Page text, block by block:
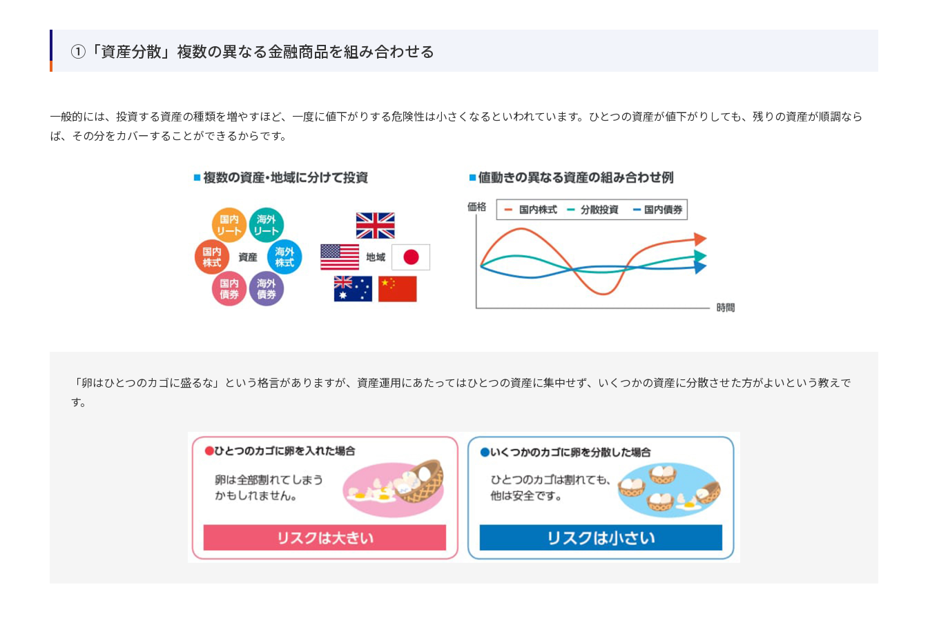
①「資産分散」複数の異なる金融商品を組み合わせる
一般的には、投資する資産の種類を増やすほど、一度に値下がりする危険性は小さくなるといわれています。ひとつの資産が値下がりしても、残りの資産が順調なら
ば、その分をカバーすることができるからです。
「卵はひとつのカゴに盛るな」という格言がありますが、資産運用にあたってはひとつの資産に集中せず、いくつかの資産に分散させた方がよいという教えで
す。